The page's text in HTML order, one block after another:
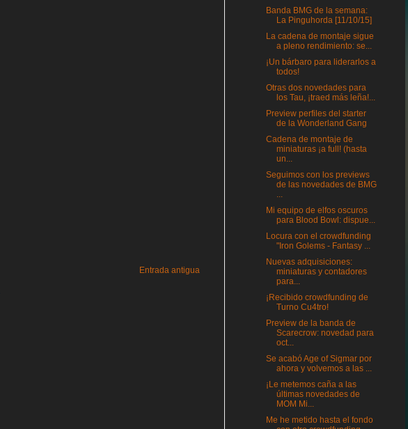
Entrada antigua
Banda BMG de la semana:
La Pinguhorda [11/10/15]
La cadena de montaje sigue
a pleno rendimiento: se...
¡Un bárbaro para liderarlos a
todos!
Otras dos novedades para
los Tau, ¡traed más leña!...
Preview perfiles del starter
de la Wonderland Gang
Cadena de montaje de
miniaturas ¡a full! (hasta
un...
Seguimos con los previews
de las novedades de BMG
...
Mi equipo de elfos oscuros
para Blood Bowl: dispue...
Locura con el crowdfunding
"Iron Golems - Fantasy ...
Nuevas adquisiciones:
miniaturas y contadores
para...
¡Recibido crowdfunding de
Turno Cu4tro!
Preview de la banda de
Scarecrow: novedad para
oct...
Se acabó Age of Sigmar por
ahora y volvemos a las ...
¡Le metemos caña a las
últimas novedades de
MOM Mi...
Me he metido hasta el fondo